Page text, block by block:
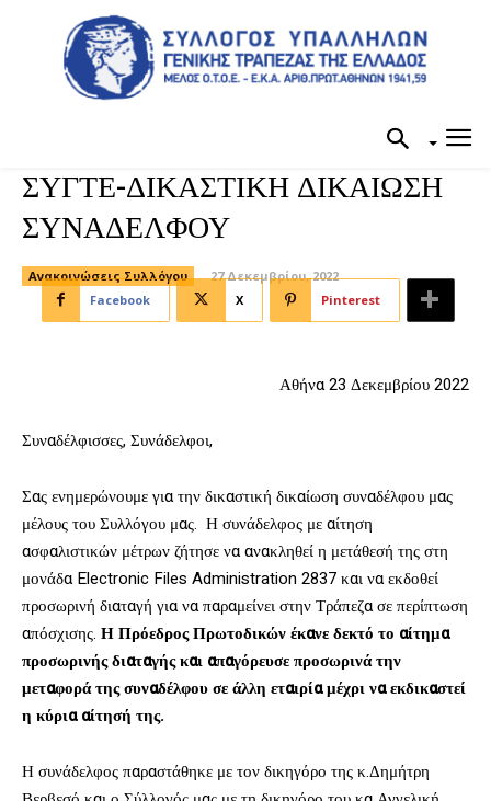
ΣΥΓΤΕ-ΔΙΚΑΣΤΙΚΗ ΔΙΚΑΙΩΣΗ
ΣΥΝΑΔΕΛΦΟΥ
Ανακοινώσεις Συλλόγου
27 Δεκεμβρίου, 2022
Facebook
X Pinterest
Αθήνα 23 Δεκεμβρίου 2022
Συναδέλφισσες, Συνάδελφοι,
Σας ενημερώνουμε για την δικαστική δικαίωση συναδέλφου μας
μέλους του Συλλόγου μας. Η συνάδελφος με αίτηση
ασφαλιστικών μέτρων ζήτησε να ανακληθεί η μετάθεσή της στη
μονάδα Electronic Files Administration 2837 και να εκδοθεί
προσωρινή διαταγή για να παραμείνει στην Τράπεζα σε περίπτωση
απόσχισης. Η Πρόεδρος Πρωτοδικών έκανε δεκτό το αίτημα
προσωρινής διαταγής και απαγόρευσε προσωρινά την
μεταφορά της συναδέλφου σε άλλη εταιρία μέχρι να εκδικαστεί
η κύρια αίτησή της.
Η συνάδελφος παραστάθηκε με τον δικηγόρο της κ.Δημήτρη